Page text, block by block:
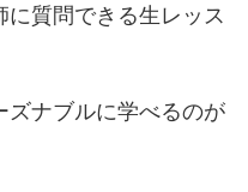
質問できる生レッス
ズナブルに学べるのが